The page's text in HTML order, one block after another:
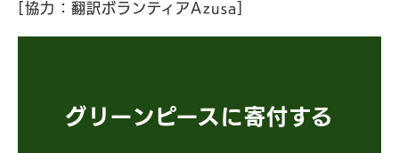
[協力：翻訳ボランティアAzusa]
グリーンピースに寄付する